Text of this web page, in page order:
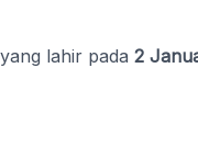
lahir pada 2